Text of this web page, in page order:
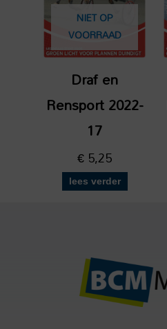
NIET OP
VOORRAAD
Draf en
Rensport 2022-
17
€5,25
lees verder